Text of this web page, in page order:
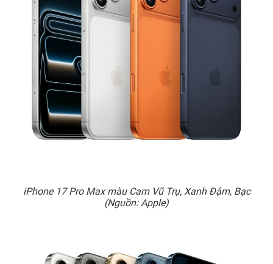
iPhone 17 Pro Max màu Cam Vũ Trụ, Xanh Đậm, Bạc
(Nguồn: Apple)